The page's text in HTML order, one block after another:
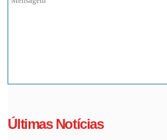
Últimas Notícias